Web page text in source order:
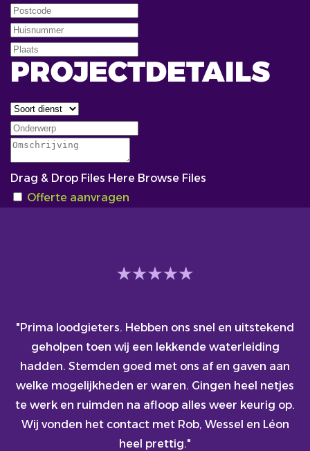
PROJECTDETAILS
Drag & Drop Files Here Browse Files
Offerte aanvragen
"Prima loodgieters. Hebben ons snel en uitstekend
geholpen toen wij een lekkende waterleiding
hadden. Stemden goed met ons af en gaven aan
welke mogelijkheden er waren. Gingen heel netjes
te werk en ruimden na afloop alles weer keurig op.
Wij vonden het contact met Rob, Wessel en Léon
heel prettig."